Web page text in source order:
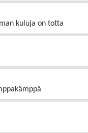
kuluja on totta